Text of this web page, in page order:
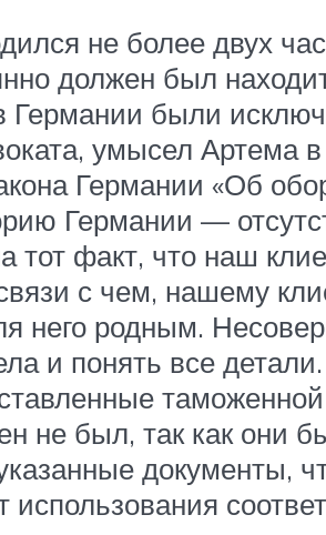
не более двух
должен был
Германии были
умысел Артема
Германии «Об
Германии —
тот факт, что наш
с чем, нашему
него родным.
и понять все
не был, так как они
документы,